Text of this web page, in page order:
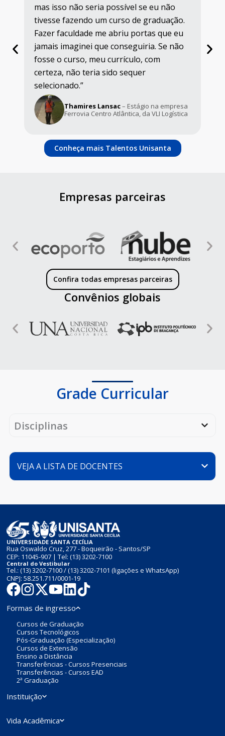
disciplina que tem toda matéria por
escrito, isso era o que eu precisava. Estou
gostando e aproveitando o curso, que,
no meu caso, foi ideal.”
financeiro da empresa Olam Agrícola,
que faz parte do Centro do Comércio de
Conheça mais Talentos Unisanta
Empresas parceiras
Confira todas empresas parceiras
Convênios globais
Grade Curricular
Disciplinas
VEJA A LISTA DE DOCENTES
UNIVERSIDADE SANTA CECÍLIA
Rua Oswaldo Cruz, 277 - Boqueirão - Santos/SP
CEP: 11045-907 | Tel:(13) 3202-7100
Central do Vestibular
Tel.:(13) 3202-7100/(13) 3202-7101 (ligações e WhatsApp)
CNPJ: 58.251.711/0001-19
Formas de ingresso
Cursos de Graduação
Cursos Tecnológicos
Pós-Graduação (Especialização)
Cursos de Extensão
Ensino a Distância
Transferências - Cursos Presenciais
Transferências - Cursos EAD
2ª Graduação
Instituição
Vida Acadêmica